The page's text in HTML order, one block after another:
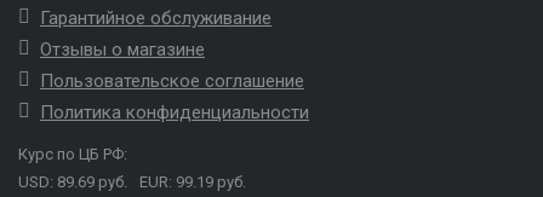
Гарантийное обслуживание
Отзывы о магазине
Пользовательское соглашение
Политика конфиденциальности
Курс по ЦБ РФ:
USD: 89.69 руб.
EUR: 99.19 руб.